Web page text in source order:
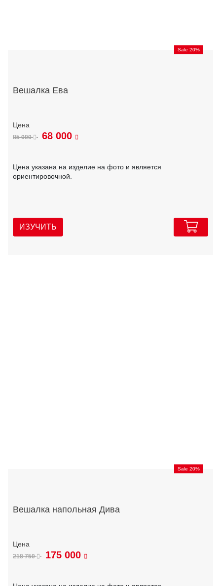
Sale 20%
Вешалка Ева
85 000 68 000
Цена указана на изделие на фото и является
ориентировочной.
ИЗУЧИТЬ
Sale 20%
Вешалка напольная Дива
218 750 175 000